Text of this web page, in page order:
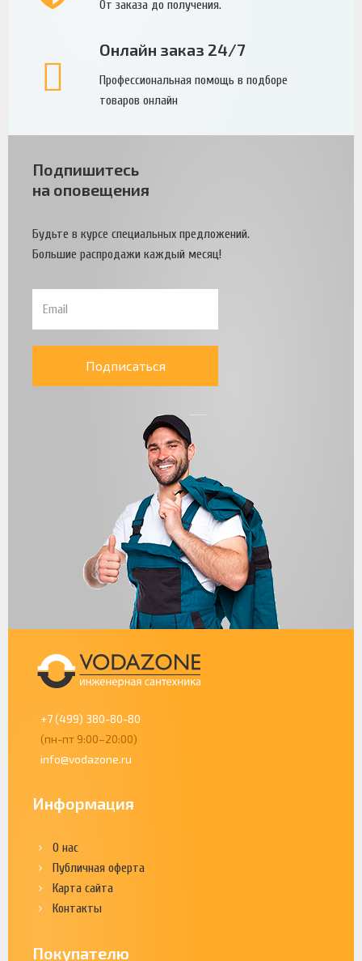
От заказа до получения.
Онлайн заказ 24/7
Профессиональная помощь в подборе
товаров онлайн
Подпишитесь
на оповещения
Будьте в курсе специальных предложений.
Большие распродажи каждый месяц!
Подписаться
+7 (499) 380-80-80
(пн-пт 9:00–20:00)
info@vodazone.ru
Информация
О нас
Публичная оферта
Карта сайта
Контакты
Покупателю